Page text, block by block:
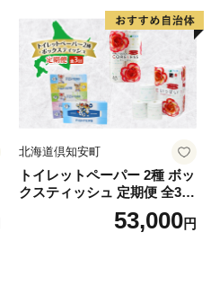
ー 消耗品 備蓄 送料無料 北海
道 倶知安町 日用品
北海道倶知安町
トイレットペーパー 2種 ボッ
クスティッシュ 定期便 全3
回 日本製 まとめ買い 防災
常備品 日用雑貨 消耗品 生活
53,000円